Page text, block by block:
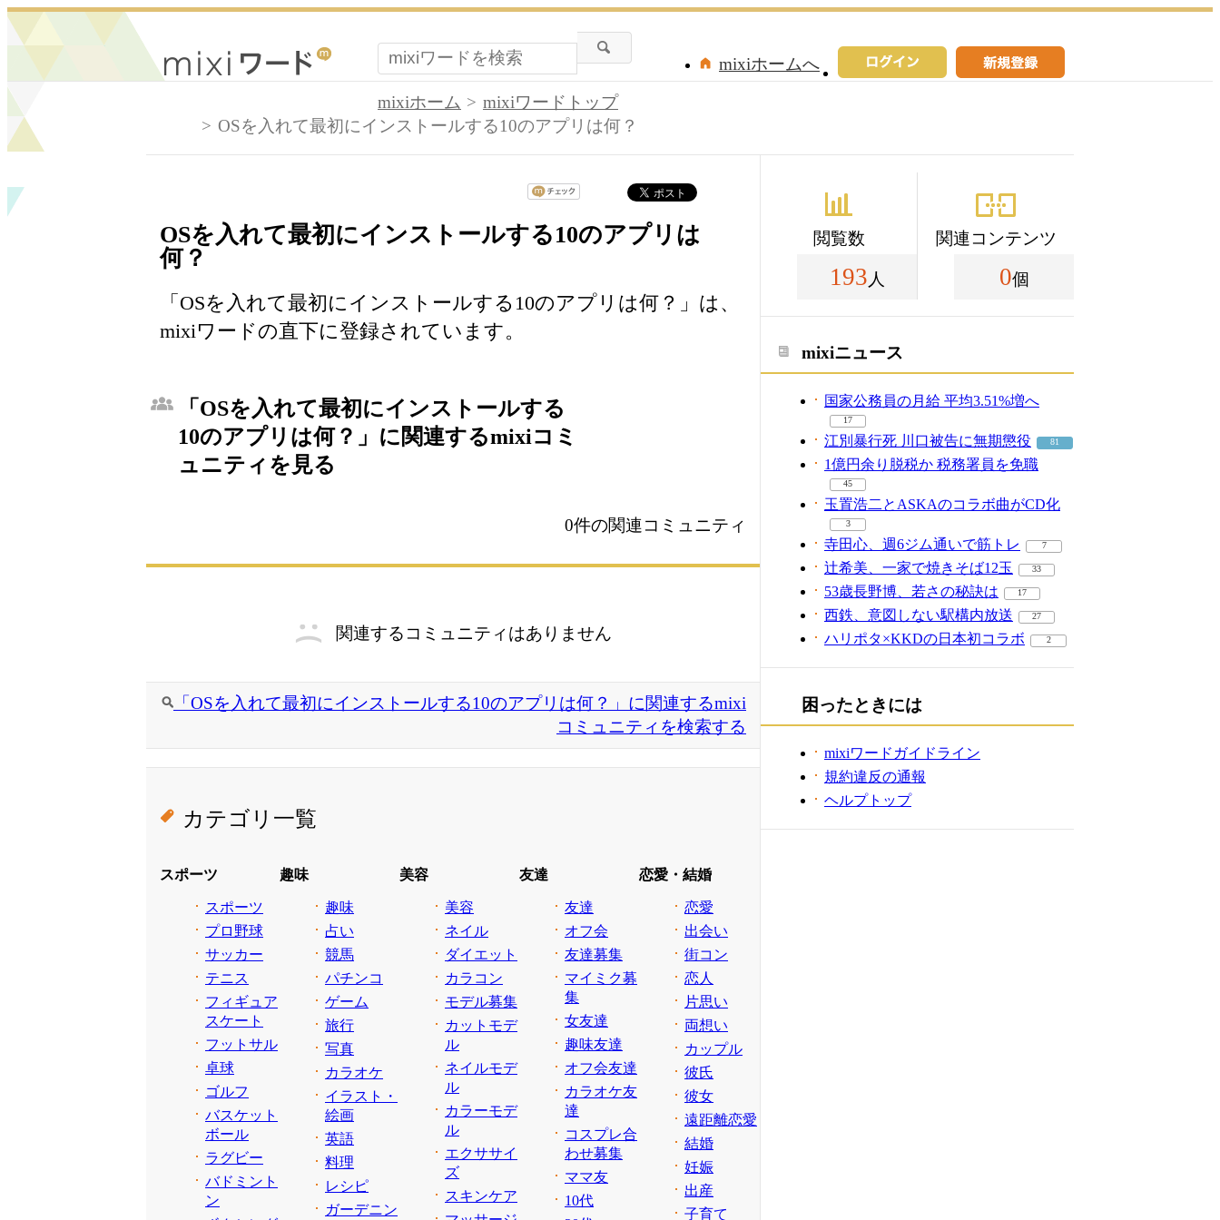
mixiホームへ
mixiホーム
mixiワードトップ
OSを入れて最初にインストールする10のアプリは何？
OSを入れて最初にインストールする10のアプリは
何？
「OSを入れて最初にインストールする10のアプリは何？」は、
mixiワードの直下に登録されています。
「OSを入れて最初にインストールする
10のアプリは何？」に関連するmixiコミ
ュニティを見る
0件の関連コミュニティ
関連するコミュニティはありません
「OSを入れて最初にインストールする10のアプリは何？」に関連するmixi
コミュニティを検索する
カテゴリ一覧
スポーツ
スポーツ
プロ野球
サッカー
テニス
フィギュア
スケート
フットサル
卓球
ゴルフ
バスケット
ボール
ラグビー
バドミント
ン
趣味
趣味
占い
競馬
パチンコ
ゲーム
旅行
写真
カラオケ
イラスト・
絵画
英語
料理
レシピ
ガーデニン
美容
美容
ネイル
ダイエット
カラコン
モデル募集
カットモデ
ル
ネイルモデ
ル
カラーモデ
ル
エクササイ
ズ
スキンケア
友達
友達
オフ会
友達募集
マイミク募
集
女友達
趣味友達
オフ会友達
カラオケ友
達
コスプレ合
わせ募集
ママ友
10代
恋愛・結婚
恋愛
出会い
街コン
恋人
片思い
両想い
カップル
彼氏
彼女
遠距離恋愛
結婚
妊娠
出産
子育て
閲覧数
193 人
関連コンテンツ
0個
mixiニュース
国家公務員の月給 平均3.51%増へ
17
江別暴行死 川口被告に無期懲役 81
1億円余り脱税か 税務署員を免職
45
玉置浩二とASKAのコラボ曲がCD化
3
寺田心、週6ジム通いで筋トレ 7
辻希美、一家で焼きそば12玉 33
53歳長野博、若さの秘訣は 17
西鉄、意図しない駅構内放送 27
ハリポタ×KKDの日本初コラボ 2
困ったときには
mixiワードガイドライン
規約違反の通報
ヘルプトップ